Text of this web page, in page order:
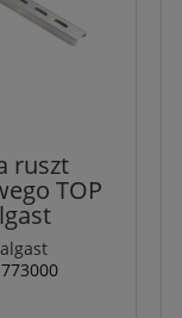
ruszt
TOP
773000